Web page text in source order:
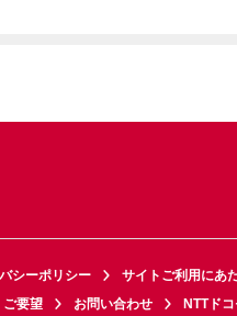
シーポリシー サイトご利用にあ
ご要望 お問い合わせ NTTド